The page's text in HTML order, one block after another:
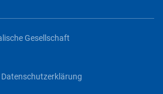
Gesellschaft
Datenschutzerklärung